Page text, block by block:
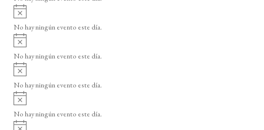
E
v
e
n
t
o
s
i
o
A
v
i
o
No hay ningún evento este día.
A
v
i
o
No hay ningún evento este día.
A
v
i
o
No hay ningún evento este día.
A
v
i
No hay ningún evento este día.
A